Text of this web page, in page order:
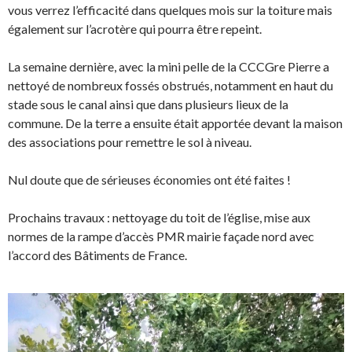
vous verrez l’efficacité dans quelques mois sur la toiture mais
également sur l’acrotère qui pourra être repeint.
La semaine dernière, avec la mini pelle de la CCCGre Pierre a
nettoyé de nombreux fossés obstrués, notamment en haut du
stade sous le canal ainsi que dans plusieurs lieux de la
commune. De la terre a ensuite était apportée devant la maison
des associations pour remettre le sol à niveau.
Nul doute que de sérieuses économies ont été faites !
Prochains travaux : nettoyage du toit de l’église, mise aux
normes de la rampe d’accès PMR mairie façade nord avec
l’accord des Bâtiments de France.